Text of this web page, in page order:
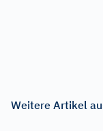
Weitere Artikel